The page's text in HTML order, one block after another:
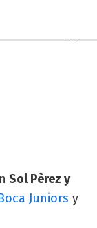
Sol Pèrez y
Juniors y